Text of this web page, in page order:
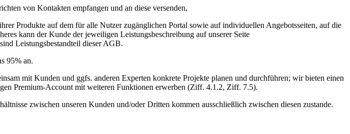
von Kontakten empfangen und an diese versenden,
Produkte auf dem für alle Nutzer zugänglichen Portal sowie auf individuellen Angebotsseiten, auf die
kann der Kunde der jeweiligen Leistungsbeschreibung auf unserer Seite
Leistungsbestandteil dieser AGB.
95% an.
mit Kunden und ggfs. anderen Experten konkrete Projekte planen und durchführen; wir bieten einen
Premium-Account mit weiteren Funktionen erwerben (Ziff. 4.1.2, Ziff. 7.5).
zwischen unseren Kunden und/oder Dritten kommen ausschließlich zwischen diesen zustande.